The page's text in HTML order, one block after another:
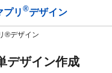
プリ ®デザイン
®デザイン
デザイン作成